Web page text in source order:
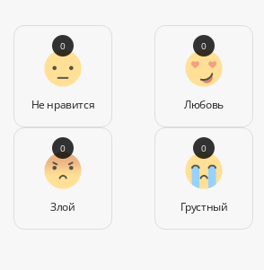
Не нравится
0
Любовь
0
Злой
0
Грустный
0